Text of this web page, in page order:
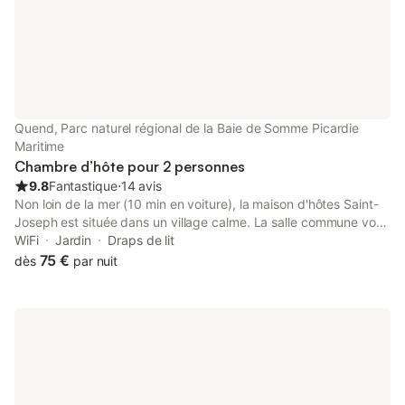
Quend, Parc naturel régional de la Baie de Somme Picardie
Maritime
Chambre d’hôte pour 2 personnes
9.8Fantastique⋅14 avis
Non loin de la mer (10 min en voiture), la maison d'hôtes Saint-
Joseph est située dans un village calme. La salle commune vous
permet de vous rassembler, prendre un café, thé … C'est
également dans cette salle que sont servis les petits déjeuners
WiFi Jardin
Draps de lit
dès 75 € par nuit